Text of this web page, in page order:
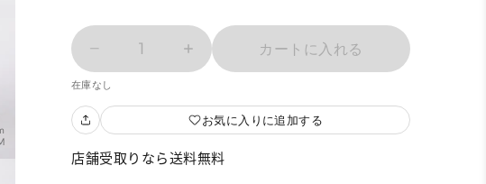
1 カートに入れる
在庫なし
お気に入りに追加する
店舗受取りなら送料無料